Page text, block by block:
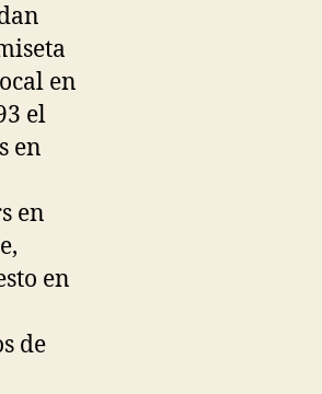
en
el
en
en
en
de